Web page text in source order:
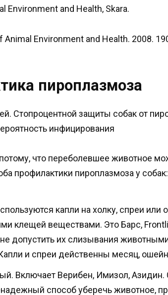
Environment and Health, Skara.
Animal Environment and Health. 2008.
пироплазмоза
Стопроцентной защиты собак от
инфицирования
что переболевшее животное
профилактики пироплазмоза у собак:
капли на холку, спреи или
клещей веществами. Это Барс,
допустить их слизывания
и спреи действенны месяц,
Включает Верибен, Имизол,
способ уберечь животное,